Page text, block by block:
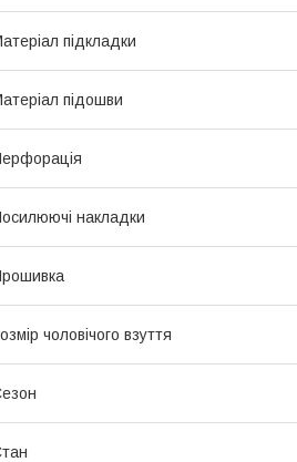
підкладки
підошви
накладки
чоловічого взуття